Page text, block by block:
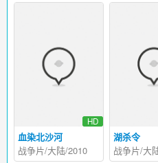
血染北沙河
HD
战争片/大陆/2010
湖杀令
战争片/大